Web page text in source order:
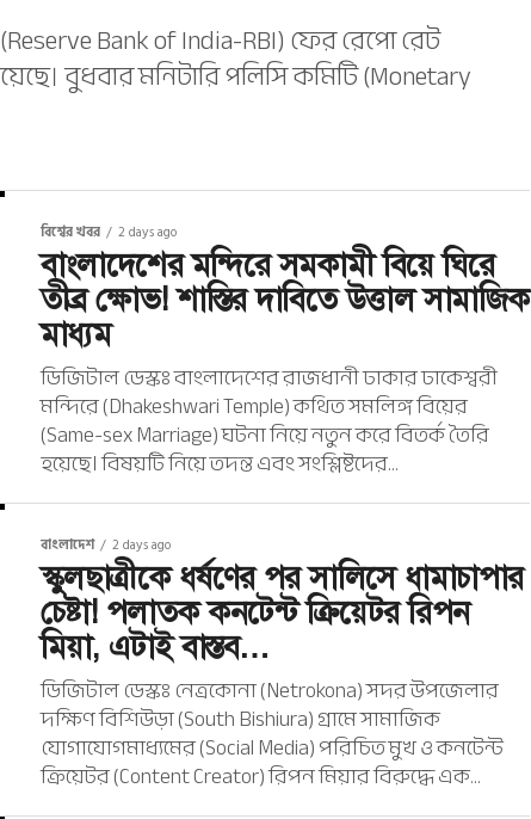
Bank of India-RBI) ফের রেপো রেট
বুধবার মনিটারি পলিসি কমিটি (Monetary
বিশ্বের খবর 2 days ago
বাংলাদেশের মন্দিরে সমকামী বিয়ে ঘিরে
তীব্র ক্ষোভ! শাস্তির দাবিতে উত্তাল সামাজিক
মাধ্যম
ডিজিটাল ডেস্কঃ বাংলাদেশের রাজধানী ঢাকার ঢাকেশ্বরী
মন্দিরে (Dhakeshwari Temple) কথিত সমলিঙ্গ বিয়ের
(Same-sex Marriage) ঘটনা নিয়ে নতুন করে বিতর্ক তৈরি
হয়েছে। বিষয়টি নিয়ে তদন্ত এবং সংশ্লিষ্টদের...
বাংলাদেশ 2 days ago
স্কুলছাত্রীকে ধর্ষণের পর সালিসে ধামাচাপার
চেষ্টা! পলাতক কনটেন্ট ক্রিয়েটর রিপন
মিয়া, এটাই বাস্তব…
ডিজিটাল ডেস্কঃ নেত্রকোনা (Netrokona) সদর উপজেলার
দক্ষিণ বিশিউড়া (South Bishiura) গ্রামে সামাজিক
যোগাযোগমাধ্যমের (Social Media) পরিচিত মুখ ও কনটেন্ট
ক্রিয়েটর (Content Creator) রিপন মিয়ার বিরুদ্ধে এক...